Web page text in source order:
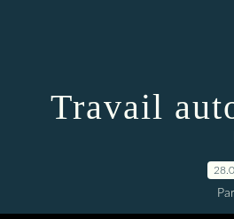
Travail